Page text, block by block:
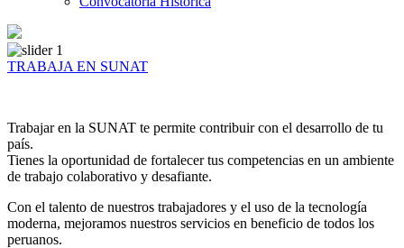
TRABAJA EN SUNAT
Trabajar en la SUNAT te permite contribuir con el desarrollo de tu
país.
Tienes la oportunidad de fortalecer tus competencias en un ambiente
de trabajo colaborativo y desafiante.
Con el talento de nuestros trabajadores y el uso de la tecnología
moderna, mejoramos nuestros servicios en beneficio de todos los
peruanos.